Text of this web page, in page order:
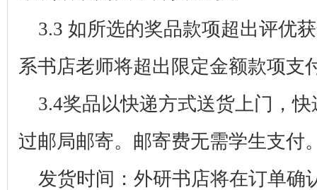
3.3 如所选的奖品款项超出评优
系书店老师将超出限定金额款项支
3.4奖品以快递方式送货上门，
过邮局邮寄。邮寄费无需学生支付
发货时间：外研书店将在订单确